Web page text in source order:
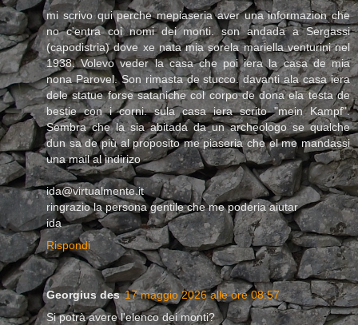
mi scrivo qui perche mepiaseria aver una informazion che
no c'entra coi nomi dei monti. son andada a Sergassi
(capodistria) dove xe nata mia sorela mariella venturini nel
1938. Volevo veder la casa che poi iera la casa de mia
nona Parovel. Son rimasta de stucco. davanti ala casa iera
dele statue forse sataniche col corpo de dona ela testa de
bestie con i corni. sula casa iera scrito "mein Kampf".
Sembra che la sia abitada da un archeologo se qualche
dun sa de più al proposito me piaseria che el me mandassi
una mail al indirizo
ida@virtualmente.it
ringrazio la persona gentile che me poderia aiutar
ida
Rispondi
Georgius des 17 maggio 2026 alle ore 08:57
Si potrà avere l'elenco dei monti?